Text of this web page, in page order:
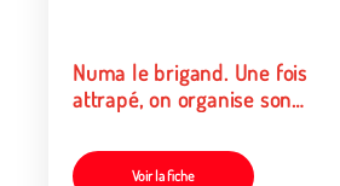
Numa le brigand. Une fois
attrapé, on organise son
Voir la fiche